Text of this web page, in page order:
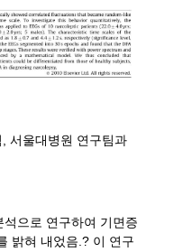
서울대병원 연구팀과
으로 연구하여 기면증
밝혀 내었음.? 이 연구